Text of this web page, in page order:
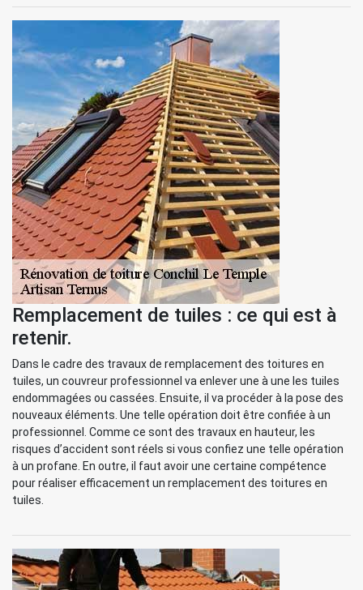
Remplacement de tuiles : ce qui est à
retenir.
Dans le cadre des travaux de remplacement des toitures en
tuiles, un couvreur professionnel va enlever une à une les tuiles
endommagées ou cassées. Ensuite, il va procéder à la pose des
nouveaux éléments. Une telle opération doit être confiée à un
professionnel. Comme ce sont des travaux en hauteur, les
risques d’accident sont réels si vous confiez une telle opération
à un profane. En outre, il faut avoir une certaine compétence
pour réaliser efficacement un remplacement des toitures en
tuiles.